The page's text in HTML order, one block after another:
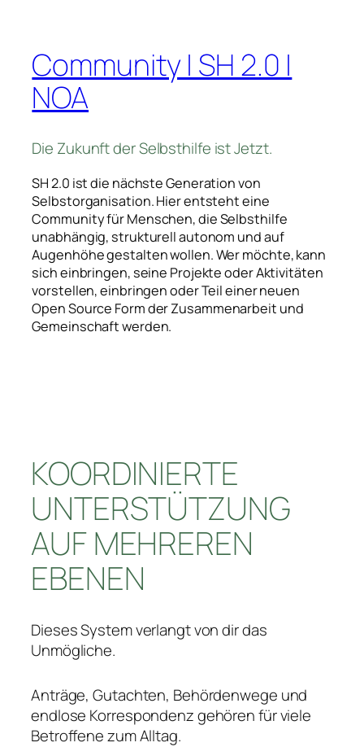
Community | SH 2.0 |
NOA
Die Zukunft der Selbsthilfe ist Jetzt.
SH 2.0 ist die nächste Generation von
Selbstorganisation. Hier entsteht eine
Community für Menschen, die Selbsthilfe
unabhängig, strukturell autonom und auf
Augenhöhe gestalten wollen. Wer möchte, kann
sich einbringen, seine Projekte oder Aktivitäten
vorstellen, einbringen oder Teil einer neuen
Open Source Form der Zusammenarbeit und
Gemeinschaft werden.
KOORDINIERTE
UNTERSTÜTZUNG
AUF MEHREREN
EBENEN
Dieses System verlangt von dir das
Unmögliche.
Anträge, Gutachten, Behördenwege und
endlose Korrespondenz gehören für viele
Betroffene zum Alltag.